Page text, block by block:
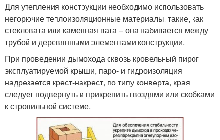
Для утепления конструкции необходимо использовать
негорючие теплоизоляционные материалы, такие, как
стекловата или каменная вата – она набивается между
трубой и деревянными элементами конструкции.
При проведении дымохода сквозь кровельный пирог
эксплуатируемой крыши, паро- и гидроизоляция
надрезается крест-накрест, по типу конверта, края
следует подвернуть и прикрепить гвоздями или скобками
к стропильной системе.